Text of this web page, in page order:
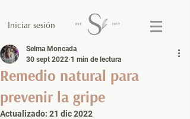
Iniciar sesión
Remedio natural para
prevenir la gripe
Selma Moncada
30 sept 2022 1 min de lectura
Actualizado: 21 dic 2022